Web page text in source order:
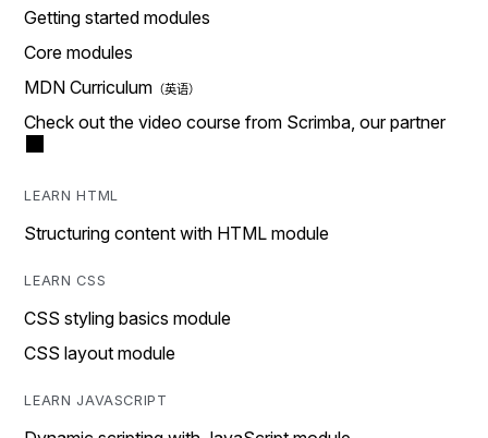
Getting started modules
Core modules
MDN Curriculum
Check out the video course from Scrimba, our partner
LEARN HTML
Structuring content with HTML module
LEARN CSS
CSS styling basics module
CSS layout module
LEARN JAVASCRIPT